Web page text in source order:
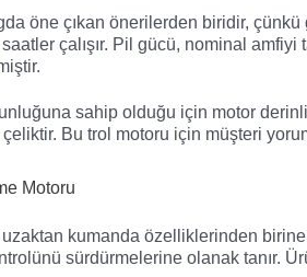
öne çıkan önerilerden biridir,
çalışır. Pil gücü, nominal
sahip olduğu için motor
Bu trol motoru için müşteri
Motoru
kumanda özelliklerinden
sürdürmelerine olanak tanır.